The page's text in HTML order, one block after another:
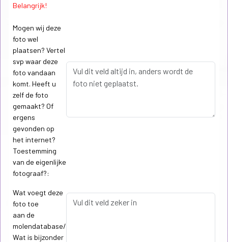
Belangrijk!
Mogen wij deze
foto wel
plaatsen? Vertel
svp waar deze
foto vandaan
komt. Heeft u
zelf de foto
gemaakt? Of
ergens
gevonden op
het internet?
Toestemming
van de eigenlijke
fotograaf?:
Wat voegt deze
foto toe
aan de
molendatabase/
Wat is bijzonder